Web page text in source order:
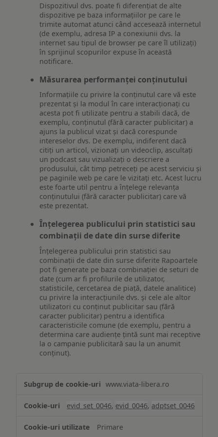
Dispozitivul dvs. poate fi diferențiat de alte
dispozitive pe baza informațiilor pe care le
trimite automat atunci când accesează internetul
(de exemplu, adresa IP a conexiunii dvs. la
internet sau tipul de browser pe care îl utilizați)
în sprijinul scopurilor expuse în această
notificare.
Măsurarea performanței conținutului
Informațiile cu privire la conținutul care vă este
prezentat și la modul în care interacționați cu
acesta pot fi utilizate pentru a stabili dacă, de
exemplu, conținutul (fără caracter publicitar) a
ajuns la publicul vizat și dacă corespunde
intereselor dvs. De exemplu, indiferent dacă
citiți un articol, vizionați un videoclip, ascultați
un podcast sau vizualizați o descriere a
produsului, cât timp petreceți pe acest serviciu și
pe paginile web pe care le vizitați etc. Acest lucru
este foarte util pentru a înțelege relevanța
conținutului (fără caracter publicitar) care vă
este prezentat.
Înțelegerea publicului prin statistici sau
combinații de date din surse diferite
Înțelegerea publicului prin statistici sau
combinații de date din surse diferite Rapoartele
pot fi generate pe baza combinației de seturi de
date (cum ar fi profilurile de utilizator,
statisticile, cercetarea de piață, datele analitice)
cu privire la interacțiunile dvs. și cele ale altor
utilizatori cu conținut publicitar sau (fără
caracter publicitar) pentru a identifica
caracteristicile comune (de exemplu, pentru a
determina care audiențe țintă sunt mai receptive
la o campanie publicitară sau la un anumit
conținut).
www.viata-libera.ro
evid_set_0046, evid_0046, adptset_0046
Primare